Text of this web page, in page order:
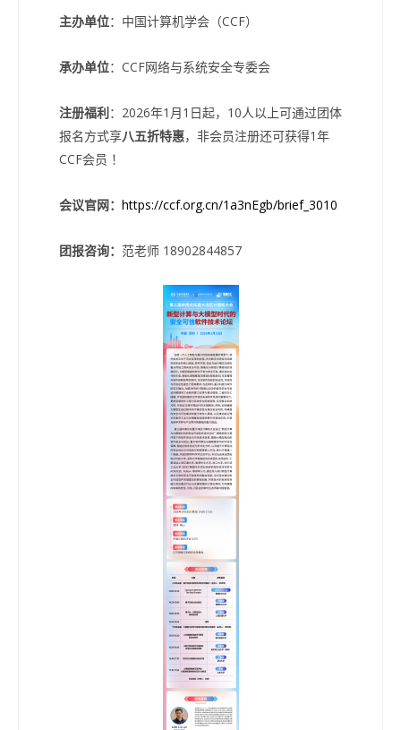
主办单位：中国计算机学会（CCF）
承办单位：CCF网络与系统安全专委会
注册福利：2026年1月1日起，10人以上可通过团体
报名方式享八五折特惠，非会员注册还可获得1年
CCF会员 ！
会议官网： https://ccf.org.cn/1a3nEgb/brief_3010
团报咨询： 范老师 18902844857